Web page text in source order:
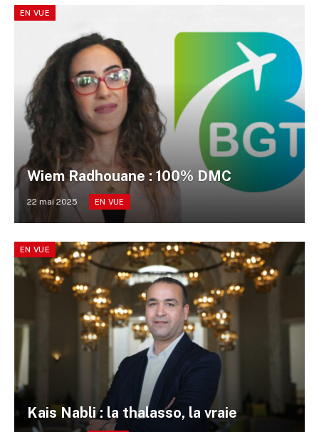
EN VUE
Wiem Radhouane : 100% DMC
22 mai 2025 EN VUE
EN VUE
Kais Nabli : la thalasso, la vraie